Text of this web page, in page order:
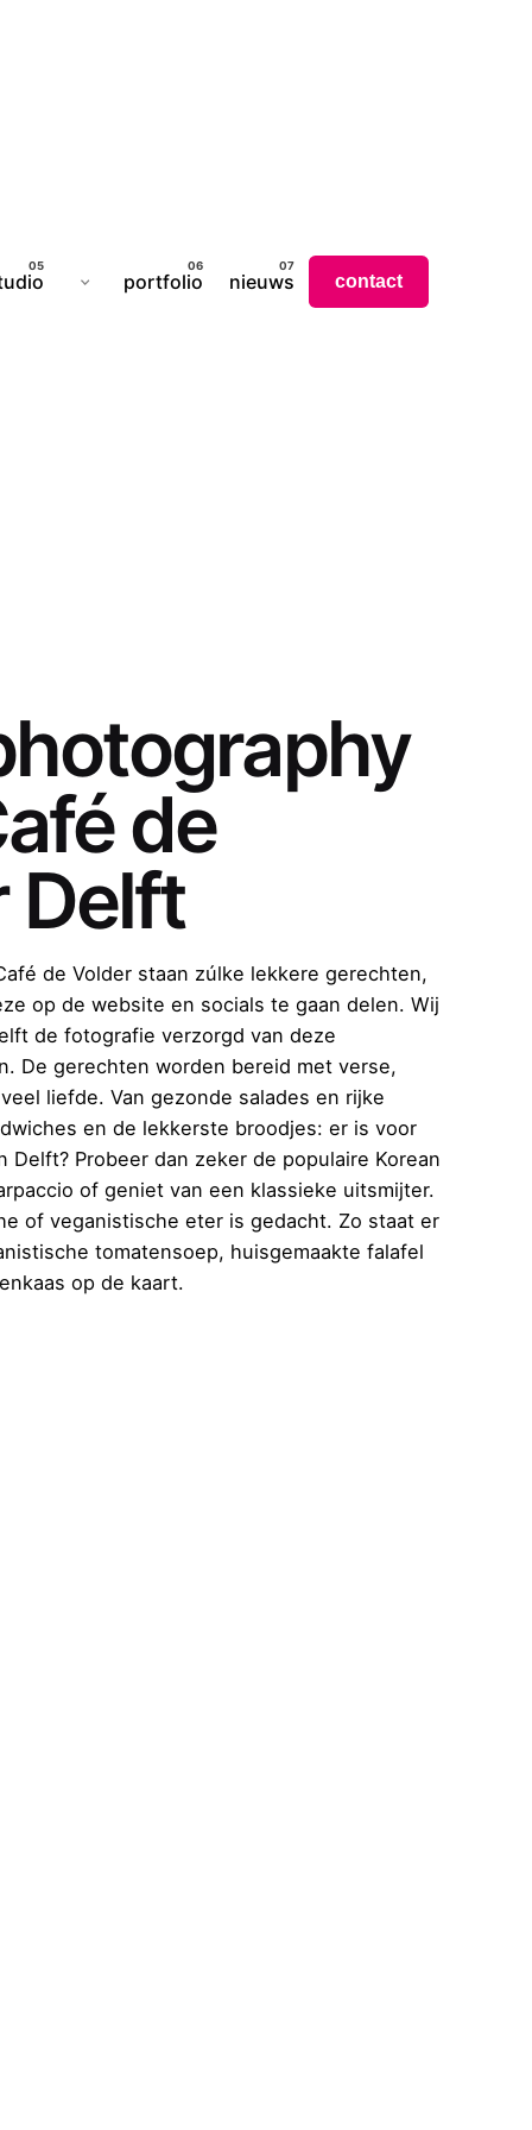
portfolio nieuws contact
de
Delft
de Volder staan zúlke lekkere gerechten,
op de website en socials te gaan delen. Wij
de fotografie verzorgd van deze
De gerechten worden bereid met verse,
liefde. Van gezonde salades en rijke
en de lekkerste broodjes: er is voor
Delft? Probeer dan zeker de populaire Korean
of geniet van een klassieke uitsmijter.
of veganistische eter is gedacht. Zo staat er
tomatensoep, huisgemaakte falafel
op de kaart.